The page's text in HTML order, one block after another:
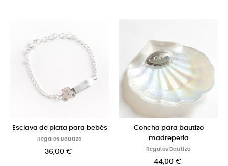
Esclava de plata para bebés
Regalos Bautizo
36,00 €
Concha para bautizo
madreperla
Regalos Bautizo
44,00 €